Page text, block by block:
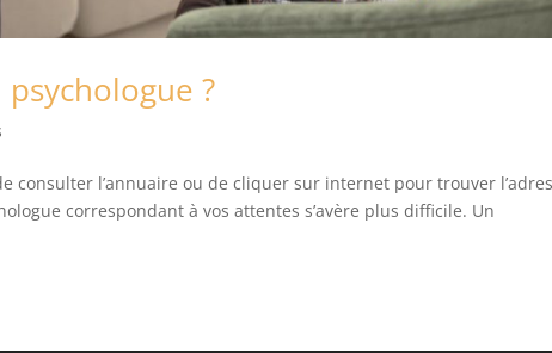
?
consulter l’annuaire ou de cliquer sur internet pour trouver
correspondant à vos attentes s’avère plus difficile. Un